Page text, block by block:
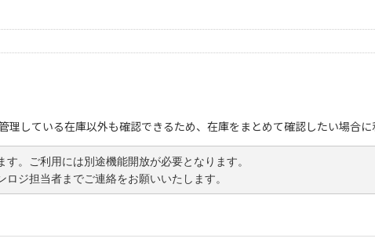
している在庫以外も確認できるため、在庫をまとめて確認したい場合に
。ご利用には別途機能開放が必要となります。
ジ担当者までご連絡をお願いいたします。